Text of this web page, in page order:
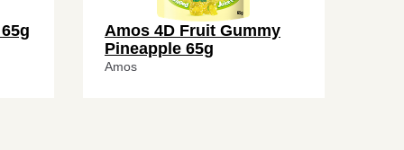
Amos 4D Fruit Gummy
Pineapple 65g
Amos